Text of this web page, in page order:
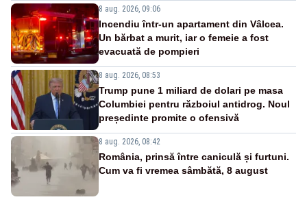
8 aug. 2026, 09:06
Incendiu într-un apartament din Vâlcea.
Un bărbat a murit, iar o femeie a fost
evacuată de pompieri
8 aug. 2026, 08:53
Trump pune 1 miliard de dolari pe masa
Columbiei pentru războiul antidrog. Noul
președinte promite o ofensivă
8 aug. 2026, 08:42
România, prinsă între caniculă și furtuni.
Cum va fi vremea sâmbătă, 8 august